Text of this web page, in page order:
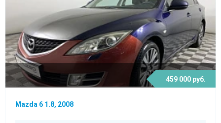
459 000 руб.
Mazda 6 1.8, 2008